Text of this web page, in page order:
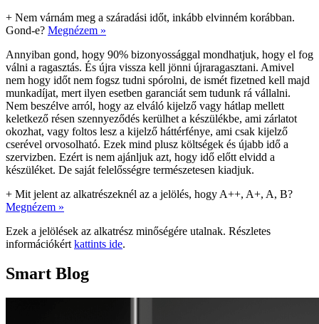
+ Nem várnám meg a száradási időt, inkább elvinném korábban.
Gond-e? Megnézem »
Annyiban gond, hogy 90% bizonyossággal mondhatjuk, hogy el fog
válni a ragasztás. És újra vissza kell jönni újraragasztani. Amivel
nem hogy időt nem fogsz tudni spórolni, de ismét fizetned kell majd
munkadíjat, mert ilyen esetben garanciát sem tudunk rá vállalni.
Nem beszélve arról, hogy az elváló kijelző vagy hátlap mellett
keletkező résen szennyeződés kerülhet a készülékbe, ami zárlatot
okozhat, vagy foltos lesz a kijelző háttérfénye, ami csak kijelző
cserével orvosolható. Ezek mind plusz költségek és újabb idő a
szervizben. Ezért is nem ajánljuk azt, hogy idő előtt elvidd a
készüléket. De saját felelősségre természetesen kiadjuk.
+ Mit jelent az alkatrészeknél az a jelölés, hogy A++, A+, A, B?
Megnézem »
Ezek a jelölések az alkatrész minőségére utalnak. Részletes
információkért kattints ide.
Smart Blog